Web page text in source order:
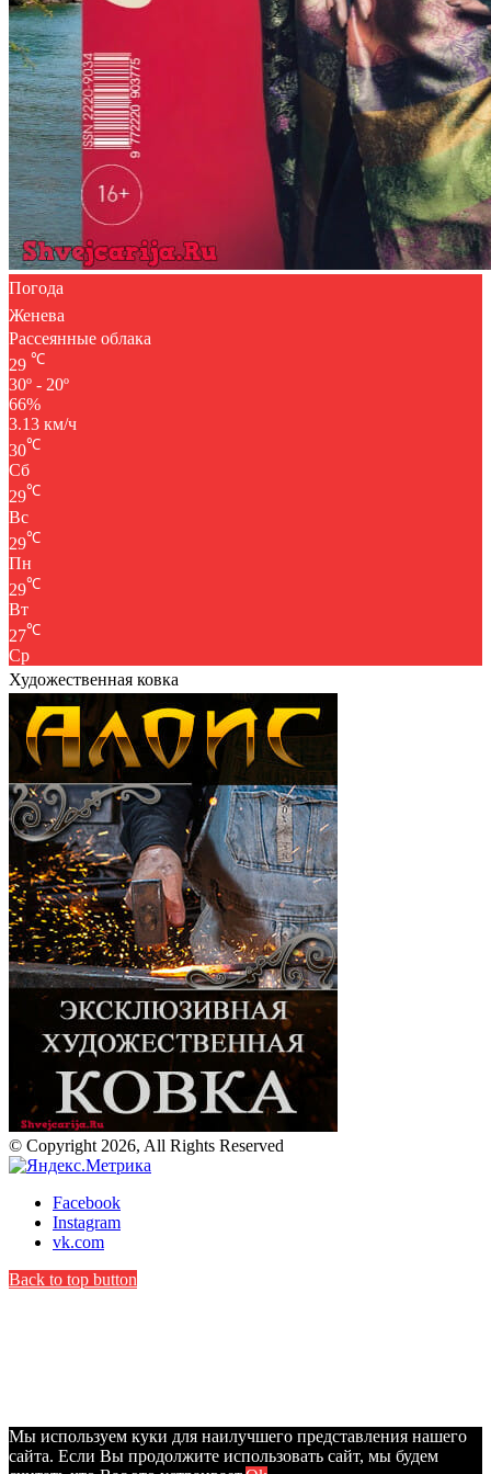
Погода
Женева
Рассеянные облака
29 ℃
30º - 20º
66%
3.13 км/ч
30℃
Сб
29℃
Вс
29℃
Пн
29℃
Вт
27℃
Ср
Художественная ковка
© Copyright 2026, All Rights Reserved
Facebook
Instagram
vk.com
Back to top button
Мы используем куки для наилучшего представления нашего
сайта. Если Вы продолжите использовать сайт, мы будем